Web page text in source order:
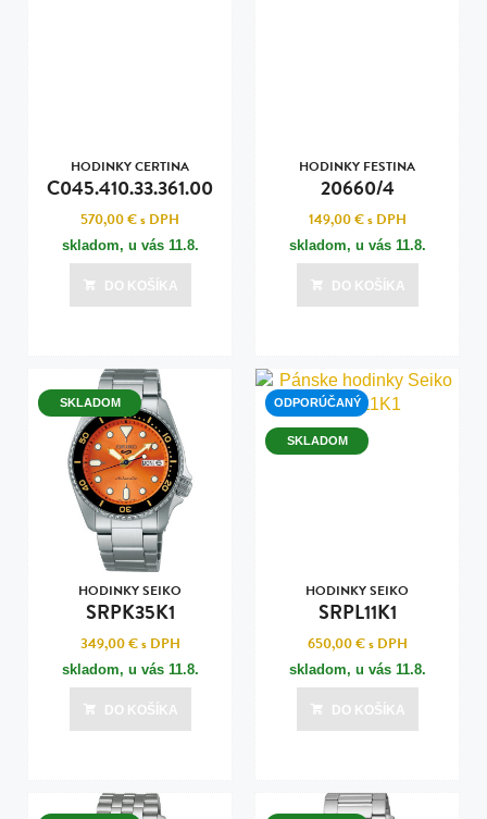
HODINKY CERTINA
C045.410.33.361.00
570,00 €s DPH
skladom, u vás 11.8.
DO KOŠÍKA
HODINKY FESTINA
20660/4
149,00 €s DPH
skladom, u vás 11.8.
DO KOŠÍKA
SKLADOM
HODINKY SEIKO
SRPK35K1
349,00 €s DPH
skladom, u vás 11.8.
DO KOŠÍKA
ODPORÚČANÝ
SKLADOM
HODINKY SEIKO
SRPL11K1
650,00 €s DPH
skladom, u vás 11.8.
DO KOŠÍKA